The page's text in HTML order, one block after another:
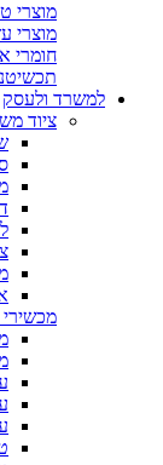
מוצרי
מוצרי
חומרי
למשרד ולעסק
ציוד